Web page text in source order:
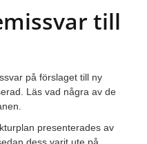
till
på förslaget till ny
Läs vad några av de
presenterades av